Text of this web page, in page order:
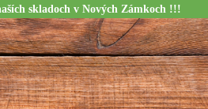
skladoch v Nových Zámkoch !!!